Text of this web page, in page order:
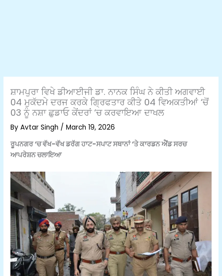
ਸ਼ਾਮਪੁਰਾ ਵਿਖੇ ਡੀਆਈਜੀ ਡਾ. ਨਾਨਕ ਸਿੰਘ ਨੇ ਕੀਤੀ ਅਗਵਾਈ
04 ਮੁਕੱਦਮੇ ਦਰਜ ਕਰਕੇ ਗ੍ਰਿਫਤਾਰ ਕੀਤੇ 04 ਵਿਅਕਤੀਆਂ ‘ਚੋਂ
03 ਨੂੰ ਨਸ਼ਾ ਛੁਡਾਓ ਕੇਂਦਰਾਂ ‘ਚ ਕਰਵਾਇਆ ਦਾਖਲ
ByAvtar Singh /March 19, 2026
ਰੂਪਨਗਰ ‘ਚ ਵੱਖ-ਵੱਖ ਡਰੱਗ ਹਾਟ-ਸਪਾਟ ਸਥਾਨਾਂ ‘ਤੇ ਕਾਰਡਨ ਐਂਡ ਸਰਚ
ਆਪਰੇਸ਼ਨ ਚਲਾਇਆ